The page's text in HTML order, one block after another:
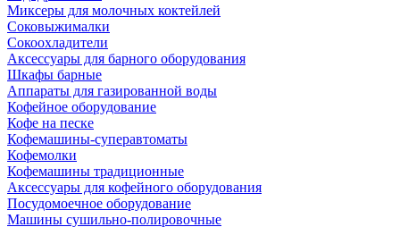
Миксеры для молочных коктейлей
Соковыжималки
Сокоохладители
Аксессуары для барного оборудования
Шкафы барные
Аппараты для газированной воды
Кофейное оборудование
Кофе на песке
Кофемашины-суперавтоматы
Кофемолки
Кофемашины традиционные
Аксессуары для кофейного оборудования
Посудомоечное оборудование
Машины сушильно-полировочные